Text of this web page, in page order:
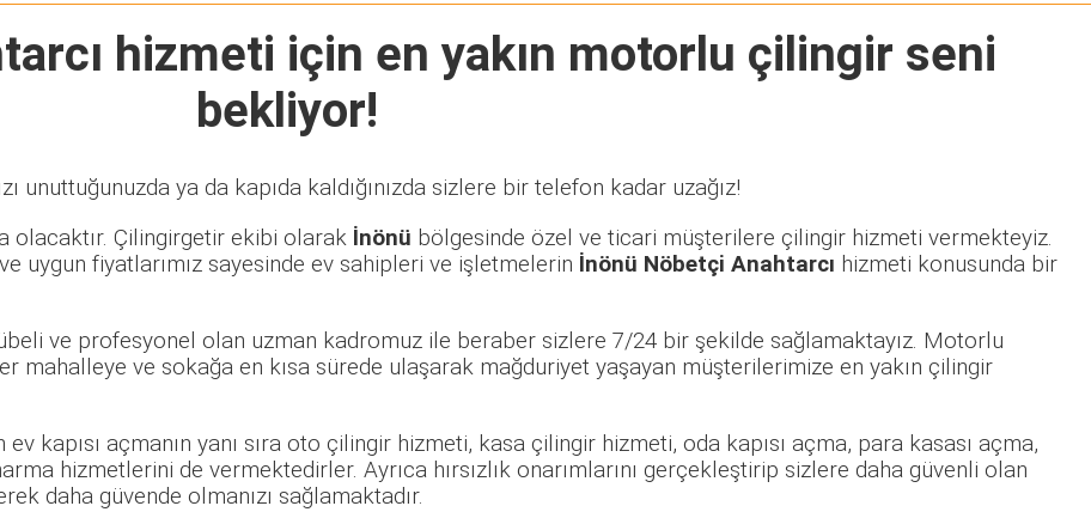
hizmeti için en yakın motorlu çilingir seni
bekliyor!
unuttuğunuzda ya da kapıda kaldığınızda sizlere bir telefon kadar uzağız!
olacaktır. Çilingirgetir ekibi olarak İnönü bölgesinde özel ve ticari müşterilere çilingir hizmeti vermekteyiz.
uygun fiyatlarımız sayesinde ev sahipleri ve işletmelerin İnönü Nöbetçi Anahtarcı hizmeti konusunda bir
ve profesyonel olan uzman kadromuz ile beraber sizlere 7/24 bir şekilde sağlamaktayız. Motorlu
mahalleye ve sokağa en kısa sürede ulaşarak mağduriyet yaşayan müşterilerimize en yakın çilingir
kapısı açmanın yanı sıra oto çilingir hizmeti, kasa çilingir hizmeti, oda kapısı açma, para kasası açma,
hizmetlerini de vermektedirler. Ayrıca hırsızlık onarımlarını gerçekleştirip sizlere daha güvenli olan
daha güvende olmanızı sağlamaktadır.